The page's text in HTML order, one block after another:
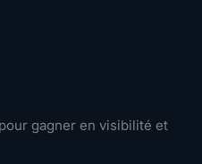
gagner en visibilité et